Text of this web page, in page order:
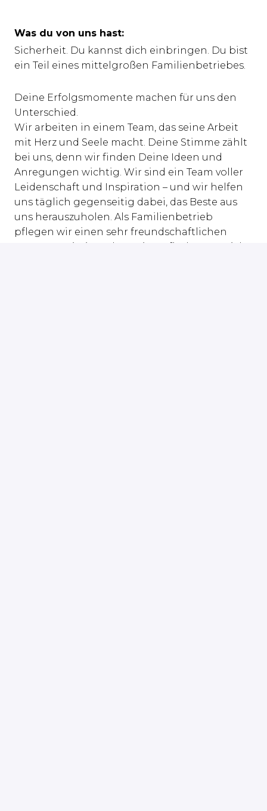
Was du von uns hast:
Sicherheit. Du kannst dich einbringen. Du bist
ein Teil eines mittelgroßen Familienbetriebes.
Deine Erfolgsmomente machen für uns den
Unterschied.
Wir arbeiten in einem Team, das seine Arbeit
mit Herz und Seele macht. Deine Stimme zählt
bei uns, denn wir finden Deine Ideen und
Anregungen wichtig. Wir sind ein Team voller
Leidenschaft und Inspiration – und wir helfen
uns täglich gegenseitig dabei, das Beste aus
uns herauszuholen. Als Familienbetrieb
pflegen wir einen sehr freundschaftlichen
Umgang miteinander. Bei uns findest Du nicht